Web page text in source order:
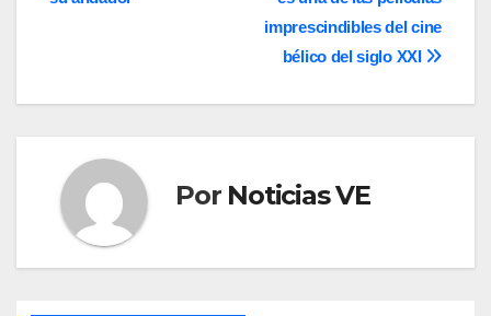
imprescindibles del cine
bélico del siglo XXI
Por Noticias VE